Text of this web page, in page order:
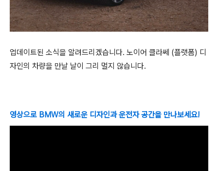
업데이트된 소식을 알려드리겠습니다. 노이어 클라쎄 (플랫폼) 디
자인의 차량을 만날 날이 그리 멀지 않습니다.
영상으로 BMW의 새로운 디자인과 운전자 공간을 만나보세요!